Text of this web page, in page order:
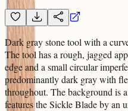
Dark gray stone tool with a
The tool has a rough, jagged
edge and a small circular
predominantly dark gray with
throughout. The background is
features the Sickle Blade by an